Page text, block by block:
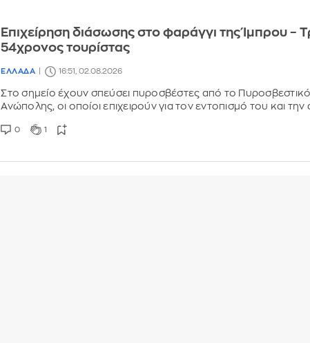
Επιχείρηση διάσωσης στο φαράγγι της Ίμπρου –
54χρονος τουρίστας
ΕΛΛΑΔΑ 16:51, 02.08.2026
Στο σημείο έχουν σπεύσει πυροσβέστες από το Πυροσβεστικό
Ανώπολης, οι οποίοι επιχειρούν για τον εντοπισμό του και
0 1